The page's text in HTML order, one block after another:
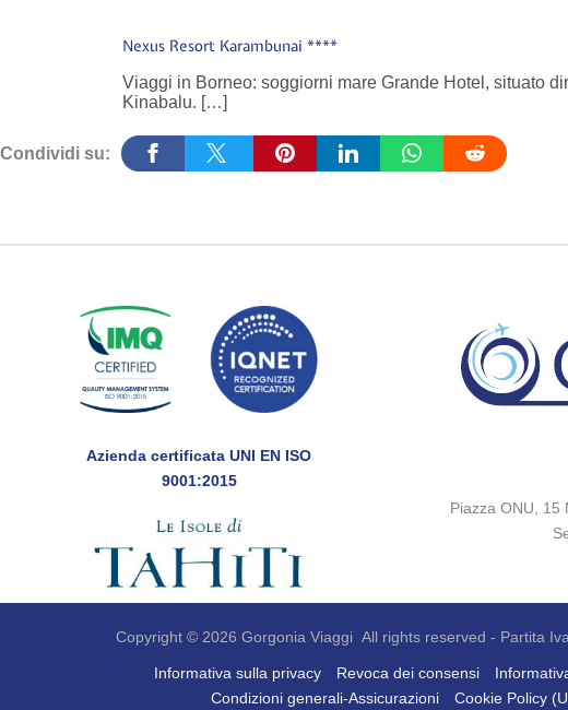
Nexus Resort Karambunai ****
Viaggi in Borneo: soggiorni mare Grande Hotel, situato
Kinabalu. […]
Condividi su:
Azienda certificata UNI EN ISO
9001:2015
Piazza ONU, 15
Copyright © 2026 Gorgonia Viaggi All rights reserved - Partita
Informativa sulla privacy Revoca dei consensi
Condizioni generali-Assicurazioni
Cookie Policy